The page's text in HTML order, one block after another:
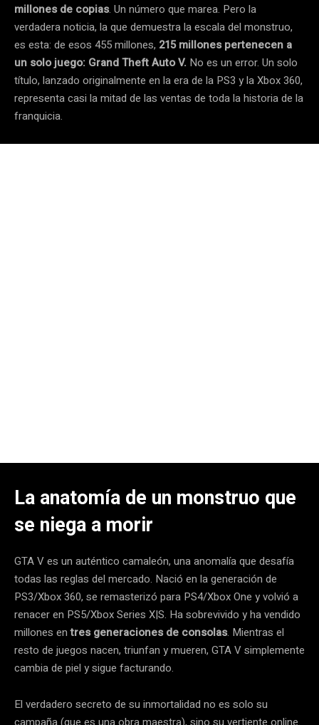
millones de copias. Un número que marea. Pero la
verdadera noticia, la que demuestra la escala del monstruo,
es esta: de esos 455 millones, 215 millones pertenecen a
un solo juego: Grand Theft Auto V. No es un error. Un solo
título, lanzado originalmente en la era de la PS3 y la Xbox 360,
representa casi la mitad de las ventas de toda la historia de la
franquicia.
La anatomía de un monstruo que
se niega a morir
GTA V es un auténtico camaleón, una anomalía que desafía
todas las reglas del mercado. Nació en la generación de
PS3/Xbox 360, se remasterizó para PS4/Xbox One y volvió a
renacer en PS5/Xbox Series X|S. Ha sobrevivido y ha vendido
millones entres generaciones de consolas. Mientras el
resto de juegos nacen, triunfan y mueren, GTA V simplemente
cambia de piel y sigue facturando.
El verdadero secreto de su inmortalidad no es solo su